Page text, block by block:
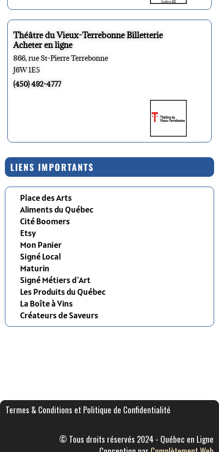
Théâtre du Vieux-Terrebonne Billetterie
Acheter en ligne
866, rue St-Pierre Terrebonne
J6W 1E5
(450) 492-4777
LIENS IMPORTANTS
Place des Arts
Aliments du Québec
Cité Boomers
Etsy
Mon Panier
Signé Local
Maturin
Signé Métiers d'Art
Les Produits du Québec
La Boîte à Vins
Créateurs de Saveurs
Termes & Conditions et Politique de Confidentialité
© Tous droits réservés 2024 - Québec en Ligne